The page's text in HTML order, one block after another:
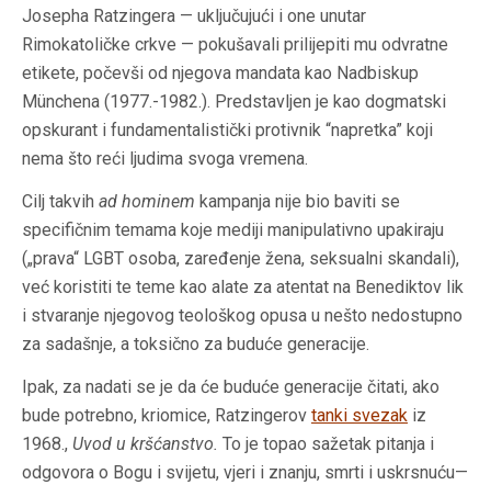
Josepha Ratzingera — uključujući i one unutar
Rimokatoličke crkve — pokušavali prilijepiti mu odvratne
etikete, počevši od njegova mandata kao Nadbiskup
Münchena (1977.-1982.). Predstavljen je kao dogmatski
opskurant i fundamentalistički protivnik “napretka” koji
nema što reći ljudima svoga vremena.
Cilj takvih ad hominem kampanja nije bio baviti se
specifičnim temama koje mediji manipulativno upakiraju
(„prava“ LGBT osoba, zaređenje žena, seksualni skandali),
već koristiti te teme kao alate za atentat na Benediktov lik
i stvaranje njegovog teološkog opusa u nešto nedostupno
za sadašnje, a toksično za buduće generacije.
Ipak, za nadati se je da će buduće generacije čitati, ako
bude potrebno, kriomice, Ratzingerov tanki svezak iz
1968., Uvod u kršćanstvo. To je topao sažetak pitanja i
odgovora o Bogu i svijetu, vjeri i znanju, smrti i uskrsnuću—